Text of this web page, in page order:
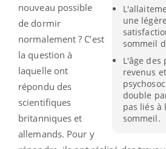
une
sommeil
L'âge des
revenus
double
pas liés à
sommeil.
nouveau possible
de dormir
normalement ? C’est
la question à
laquelle ont
répondu des
scientifiques
britanniques et
allemands. Pour y